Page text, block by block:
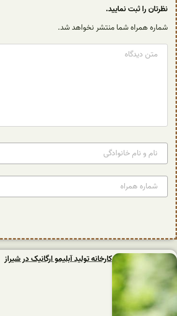
نظرتان را ثبت نمایید.
شماره همراه شما منتشر نخواهد شد.
کارخانه تولید آبلیمو ارگانیک در شیراز